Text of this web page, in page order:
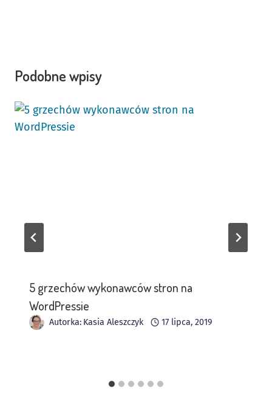
Podobne wpisy
5 grzechów wykonawców stron na
WordPressie
Autorka: Kasia Aleszczyk 17 lipca, 2019